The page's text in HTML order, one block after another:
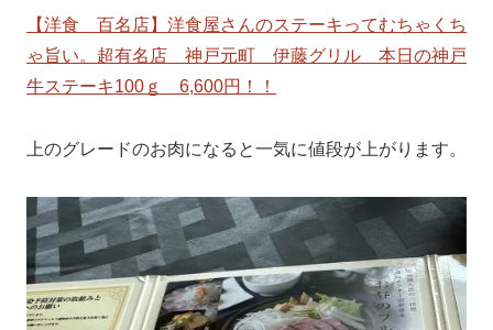
【洋食 百名店】洋食屋さんのステーキってむちゃくち
ゃ旨い。超有名店 神戸元町 伊藤グリル 本日の神戸
牛ステーキ100ｇ 6,600円！！
上のグレードのお肉になると一気に値段が上がります。